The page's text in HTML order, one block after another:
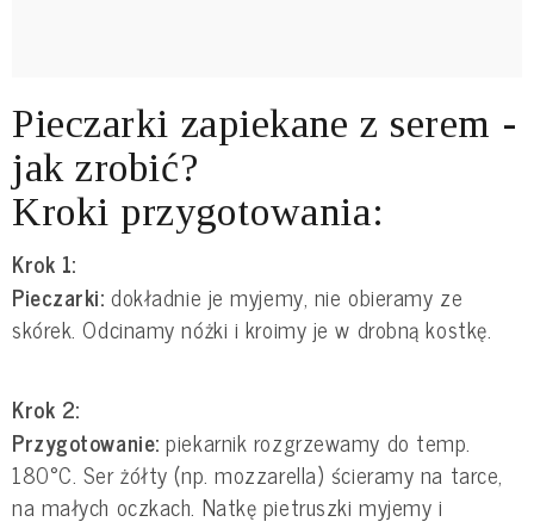
Pieczarki zapiekane z serem -
jak zrobić?
Kroki przygotowania:
Krok 1:
Pieczarki:dokładnie je myjemy, nie obieramy ze
skórek. Odcinamy nóżki i kroimy je w drobną kostkę.
Krok 2:
Przygotowanie: piekarnik rozgrzewamy do temp.
180°C. Ser żółty (np. mozzarella) ścieramy na tarce,
na małych oczkach. Natkę pietruszki myjemy i